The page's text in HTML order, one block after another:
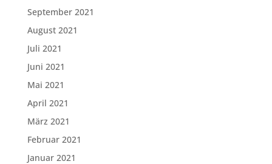
September 2021
August 2021
Juli 2021
Juni 2021
Mai 2021
April 2021
März 2021
Februar 2021
Januar 2021